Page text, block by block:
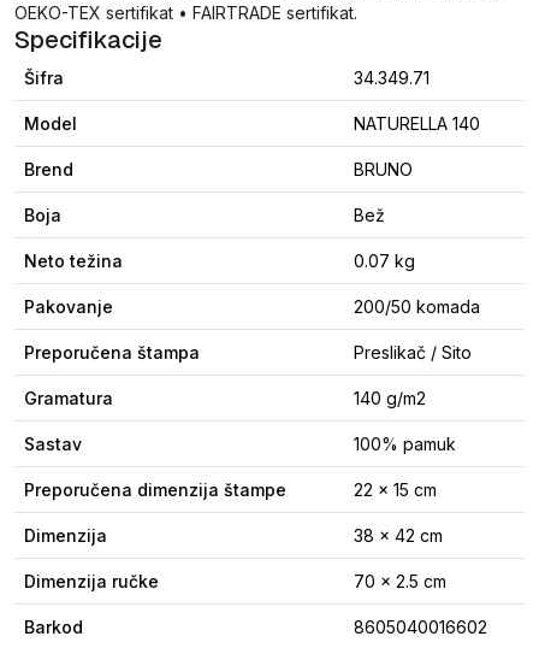
OEKO-TEX sertifikat • FAIRTRADE sertifikat.
Specifikacije
Šifra 34.349.71
Model NATURELLA 140
Brend BRUNO
Boja Bež
Neto težina 0.07 kg
Pakovanje 200/50 komada
Preporučena štampa Preslikač / Sito
Gramatura 140 g/m2
Sastav 100% pamuk
Preporučena dimenzija štampe 22 x 15 cm
Dimenzija 38 x 42 cm
Dimenzija ručke 70 x 2.5 cm
Barkod 8605040016602